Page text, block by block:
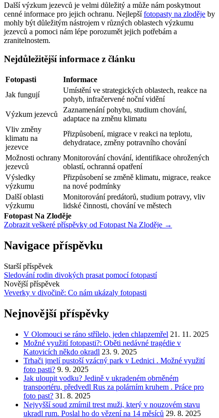
Další výzkum jezevců je velmi důležitý a může nám poskytnout
cenné informace pro jejich ochranu. Nejlepšífotopasty na zloděje by
mohly být důležitým nástrojem v různých oblastech výzkumu
jezevců a pomoci nám lépe porozumět jejich potřebám a
zranitelnostem.
Nejdůležitější informace z článku
Fotopasti
Informace
Jak fungují
Umístění ve strategických oblastech, reakce na
pohyb, infračervené noční vidění
Výzkum jezevců
Zaznamenání pohybu, studium chování,
adaptace na změnu klimatu
Vliv změny
klimatu na
jezevce
Přizpůsobení, migrace v reakci na teplotu,
dehydratace, změny potravního chování
Možnosti ochrany
jezevců
Monitorování chování, identifikace ohrožených
oblastí, ochranná opatření
Výsledky
výzkumu
Přizpůsobení se změně klimatu, migrace, reakce
na nové podmínky
Další oblasti
výzkumu
Monitorování predátorů, studium potravy, vliv
lidské činnosti, chování ve městech
Fotopast Na Zloděje
Zobrazit veškeré příspěvky od Fotopast Na Zloděje →
Navigace příspěvku
Starší příspěvek
Sledování rodin divokých prasat pomocí fotopastí
Novější příspěvek
Veverky v divočině: Co nám ukázaly fotopasti
Nejnovější příspěvky
V Olomouci se ráno střílelo, jeden chlapzemřel 21. 11. 2025
Možné využití fotopasti?: Oběti nedávné tragédie v
Katovicích někdo okradl 23. 9. 2025
Trhači jmelí pustoší vzácný park v Lednici . Možné využití
foto pasti? 9. 9. 2025
Jak uloupit vodku? Jedině v ukradeném obrněném
transportéru, předvedl Rus za polárním kruhem . Práce pro
foto past? 31. 8. 2025
Nejvyšší soud zmírnil trest muži, který v nouzovém stavu
ukradl rum. Poslal ho do vězení na 14 měsíců 29. 8. 2025